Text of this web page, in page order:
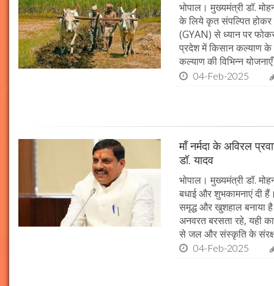
भोपाल। मुख्यमंत्री डॉ.
के लिये कृत संपल्पित होकर
(GYAN) से ध्यान पर
प्रदेश में किसान कल्याण के
कल्याण की विभिन्न
04-Feb-2025
माँ नर्मदा के अविरल
डॉ. यादव
भोपाल। मुख्यमंत्री डॉ.
बधाई और शुभकामनाएं दी
समृद्ध और खुशहाल बनाया
अनवरत बरसता रहे, यही
से जल और संस्कृति के
04-Feb-2025